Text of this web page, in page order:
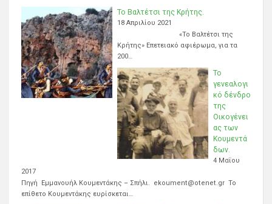
Το Βαλτέτσι της Κρήτης.
18 Απριλίου 2021
«Το Βαλτέτσι της
Κρήτης» Επετειακό αφιέρωμα, για τα
200…
Το
γενεαλογι
κό δένδρο
της
Οικογένει
ας των
Κουμεντά
δων.
4 Μαΐου
2017
Πηγή Εμμανουήλ Κουμεντάκης – Σπήλι. ekoument@otenet.gr Το
επίθετο Κουμεντάκης ευρίσκεται…